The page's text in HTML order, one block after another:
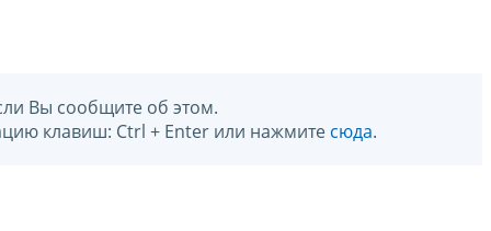
Вы сообщите об этом.
клавиш: Ctrl + Enter или нажмите сюда.